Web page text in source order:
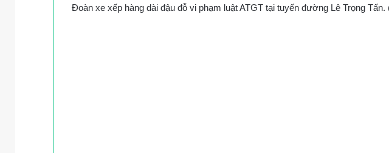
Đoàn xe xếp hàng dài đậu đỗ vi phạm luật ATGT tại tuyến đường Lê Trọng Tấn.